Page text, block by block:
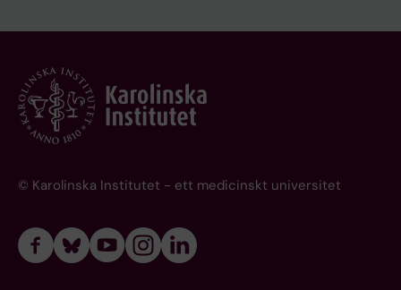
© Karolinska Institutet - ett medicinskt universitet